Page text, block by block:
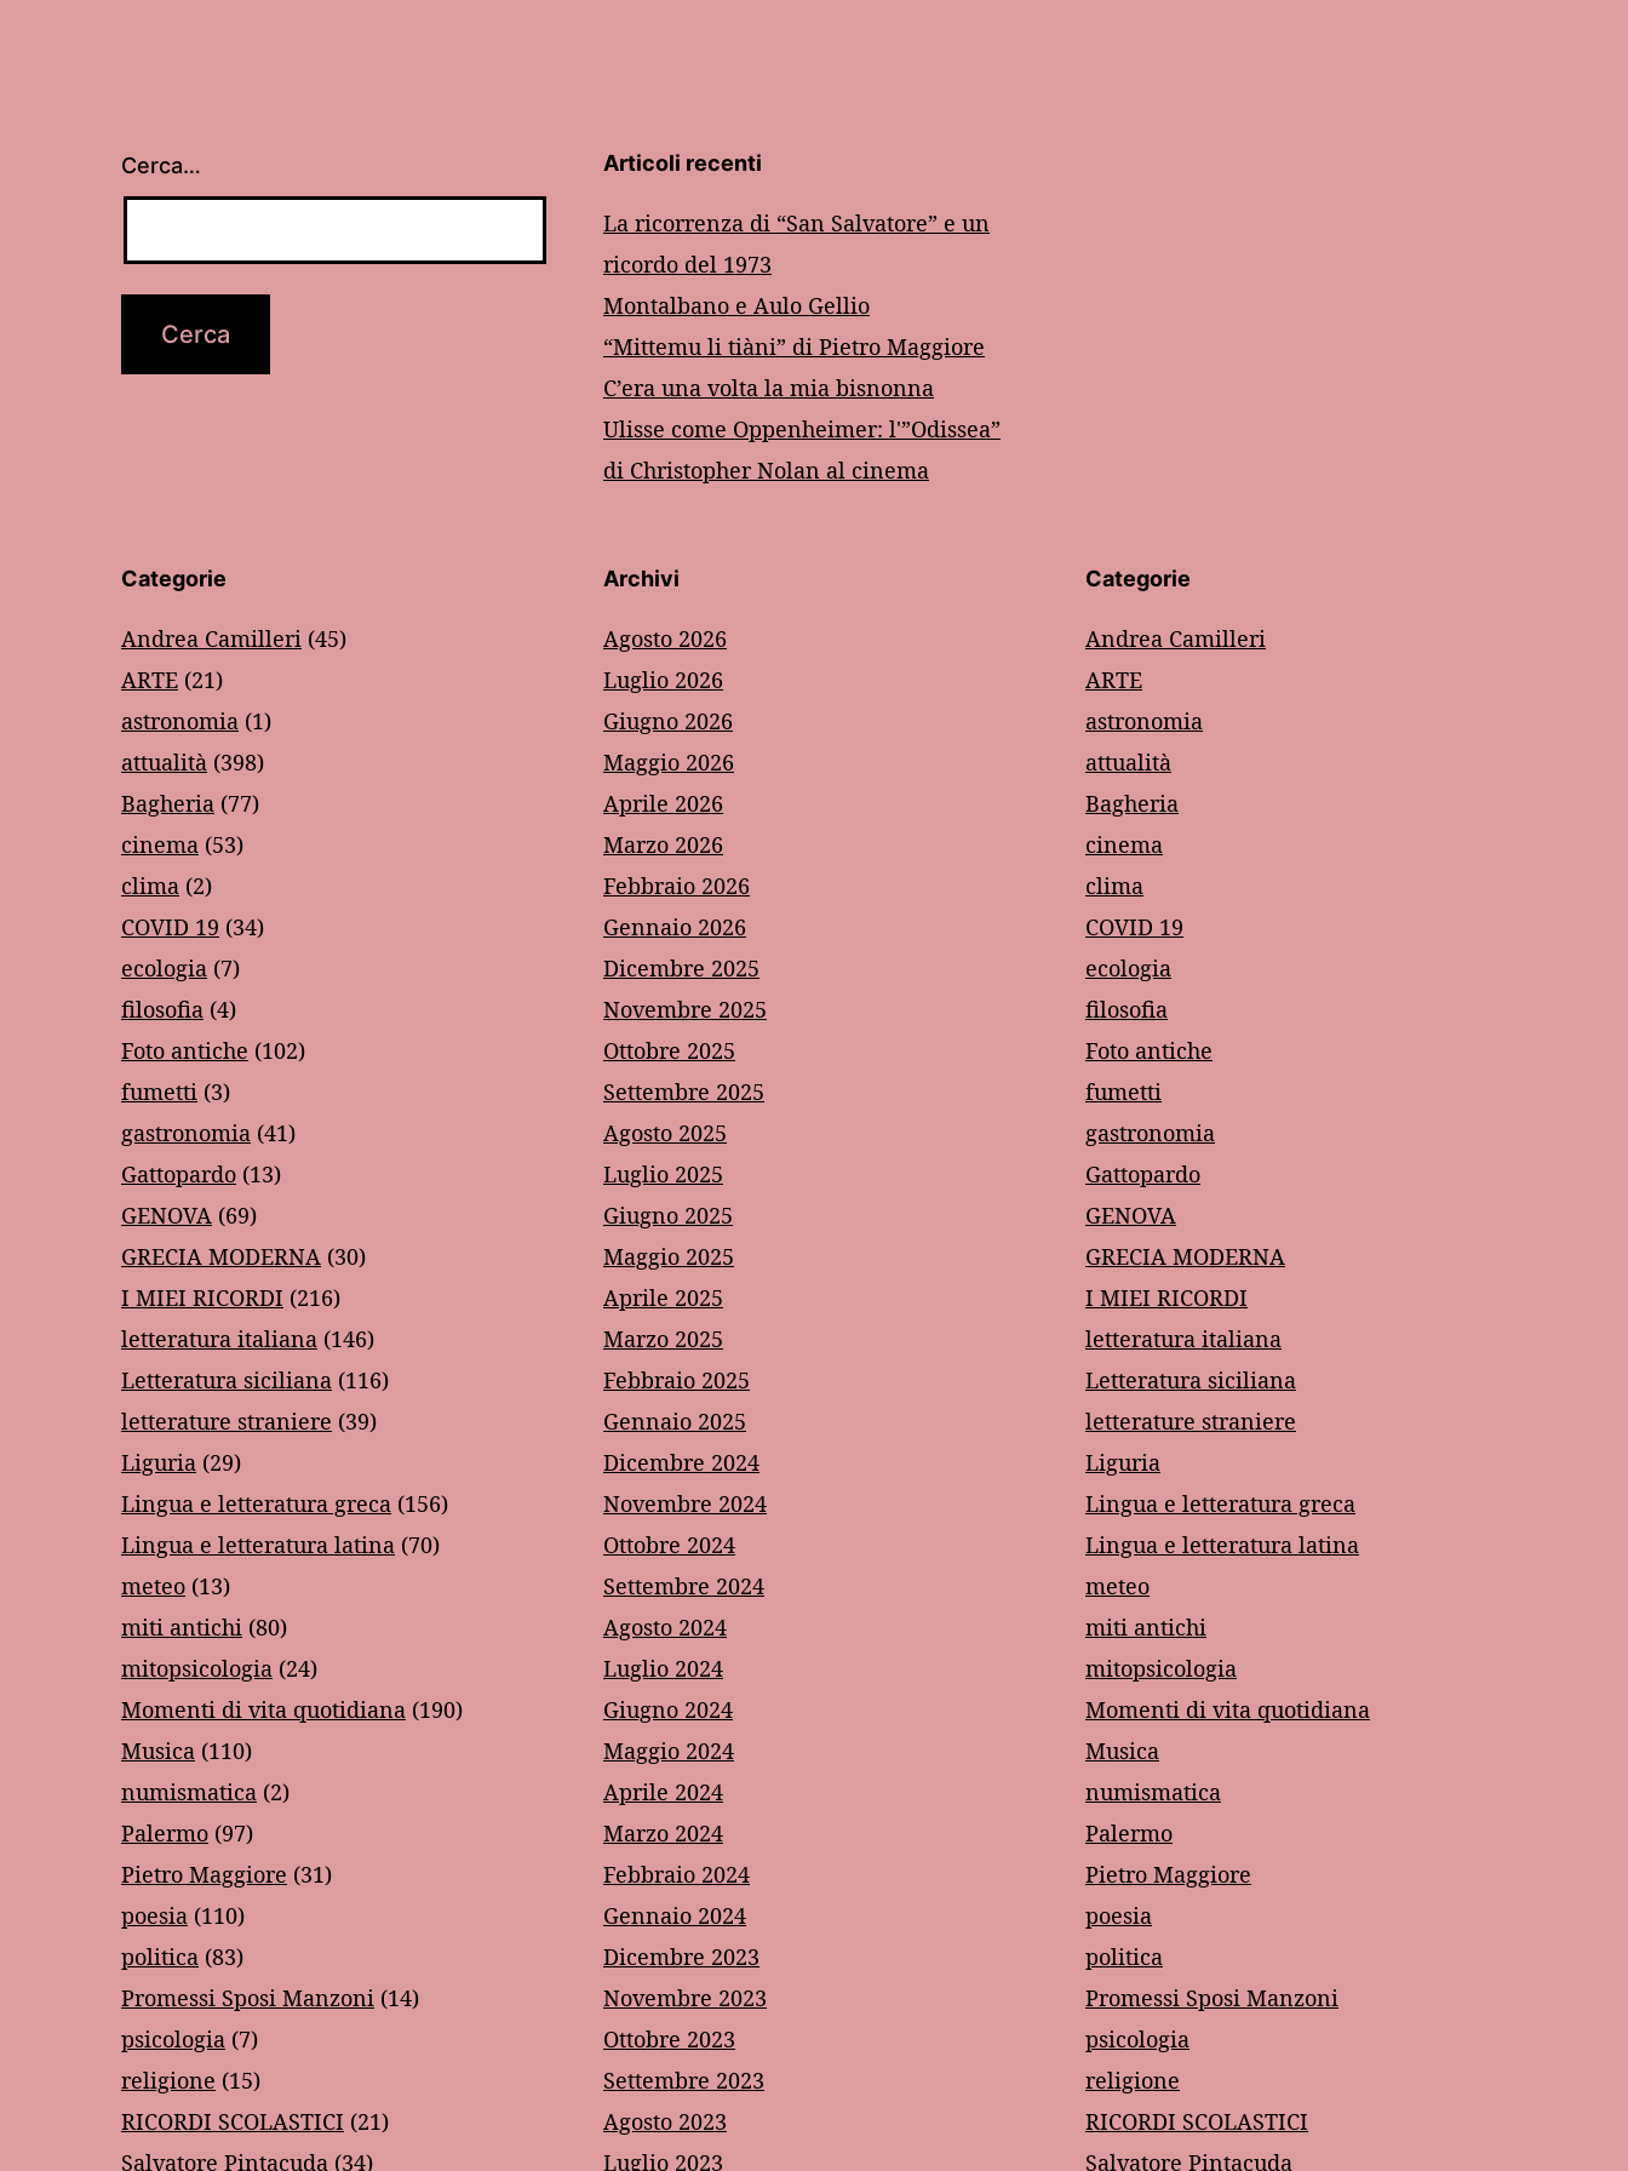
Cerca… Articoli recenti
La ricorrenza di “San Salvatore” e un
ricordo del 1973
Montalbano e Aulo Gellio
“Mittemu li tiàni” di Pietro Maggiore
C’era una volta la mia bisnonna
Ulisse come Oppenheimer: l'”Odissea”
di Christopher Nolan al cinema
Categorie
Andrea Camilleri (45)
ARTE (21)
astronomia (1)
attualità (398)
Bagheria (77)
cinema (53)
clima (2)
COVID 19 (34)
ecologia (7)
filosofia (4)
Foto antiche (102)
fumetti (3)
gastronomia (41)
Gattopardo (13)
GENOVA (69)
GRECIA MODERNA (30)
I MIEI RICORDI (216)
letteratura italiana (146)
Letteratura siciliana (116)
letterature straniere (39)
Liguria (29)
Lingua e letteratura greca (156)
Lingua e letteratura latina (70)
meteo (13)
miti antichi (80)
mitopsicologia (24)
Momenti di vita quotidiana (190)
Musica (110)
numismatica (2)
Palermo (97)
Pietro Maggiore (31)
poesia (110)
politica (83)
Promessi Sposi Manzoni (14)
psicologia (7)
religione (15)
RICORDI SCOLASTICI (21)
Salvatore Pintacuda (34)
Archivi
Agosto 2026
Luglio 2026
Giugno 2026
Maggio 2026
Aprile 2026
Marzo 2026
Febbraio 2026
Gennaio 2026
Dicembre 2025
Novembre 2025
Ottobre 2025
Settembre 2025
Agosto 2025
Luglio 2025
Giugno 2025
Maggio 2025
Aprile 2025
Marzo 2025
Febbraio 2025
Gennaio 2025
Dicembre 2024
Novembre 2024
Ottobre 2024
Settembre 2024
Agosto 2024
Luglio 2024
Giugno 2024
Maggio 2024
Aprile 2024
Marzo 2024
Febbraio 2024
Gennaio 2024
Dicembre 2023
Novembre 2023
Ottobre 2023
Settembre 2023
Agosto 2023
Luglio 2023
Categorie
Andrea Camilleri
ARTE
astronomia
attualità
Bagheria
cinema
clima
COVID 19
ecologia
filosofia
Foto antiche
fumetti
gastronomia
Gattopardo
GENOVA
GRECIA MODERNA
I MIEI RICORDI
letteratura italiana
Letteratura siciliana
letterature straniere
Liguria
Lingua e letteratura greca
Lingua e letteratura latina
meteo
miti antichi
mitopsicologia
Momenti di vita quotidiana
Musica
numismatica
Palermo
Pietro Maggiore
poesia
politica
Promessi Sposi Manzoni
psicologia
religione
RICORDI SCOLASTICI
Salvatore Pintacuda